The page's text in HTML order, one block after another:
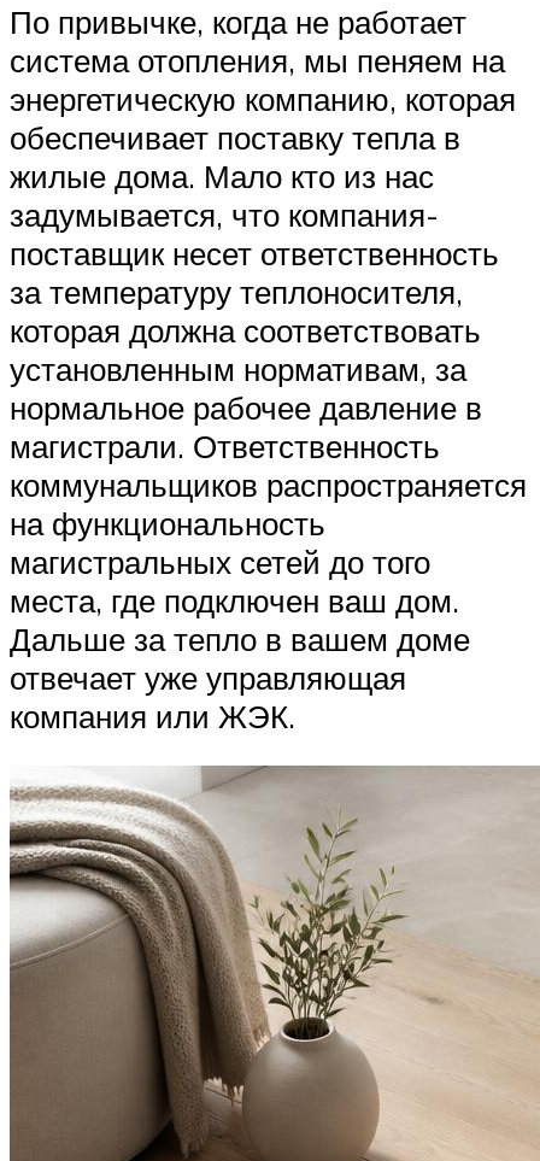
По привычке, когда не работает
система отопления, мы пеняем на
энергетическую компанию, которая
обеспечивает поставку тепла в
жилые дома. Мало кто из нас
задумывается, что компания-
поставщик несет ответственность
за температуру теплоносителя,
которая должна соответствовать
установленным нормативам, за
нормальное рабочее давление в
магистрали. Ответственность
коммунальщиков распространяется
на функциональность
магистральных сетей до того
места, где подключен ваш дом.
Дальше за тепло в вашем доме
отвечает уже управляющая
компания или ЖЭК.